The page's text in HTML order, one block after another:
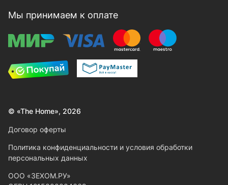
Мы принимаем к оплате
© «The Home», 2026
Договор оферты
Политика конфиденциальности и условия обработки
персональных данных
ООО «ЗЕХОМ.РУ»